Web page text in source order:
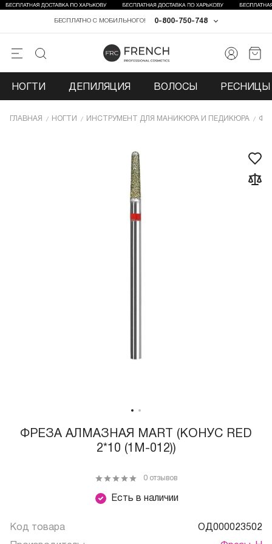
0-800-750-748
БЕСПЛАТНО С МОБИЛЬНОГО!
НОГТИ ДЕПИЛЯЦИЯ ВОЛОСЫ РЕСНИЦЫ
ГЛАВНАЯ НОГТИ ИНCТРУМЕНТ ДЛЯ МАНИКЮРА И ПЕДИКЮРА
ФРЕЗА АЛМАЗНАЯ MART (КОНУС RED
2*10 (1М-012))
Есть в наличии
0 отзывов
Код товара ОД000023502